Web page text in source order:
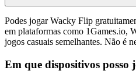
Podes jogar Wacky Flip
em plataformas como 1Games.io,
jogos casuais semelhantes. Não é
Em que dispositivos